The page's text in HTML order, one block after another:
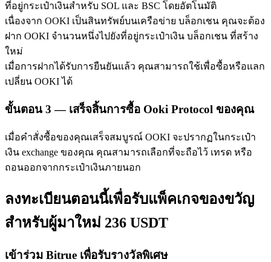
พันธมิตร Bitrue
มากถึง 65% คอมมิชชั่น!
เชิญเพื่อนเพื่อรับรางวัลเงินสด
ที่อยู่กระเป๋าเงินสำหรับ SOL และ BSC โดยอัตโนมัติ
เนื่องจาก OOKI เป็นสินทรัพย์บนเครือข่าย บล็อกเชน คุณจะต้อง
ฝาก OOKI จำนวนหนึ่งไปยังที่อยู่กระเป๋าเงิน บล็อกเชน ที่สร้าง
ใหม่
เมื่อการฝากได้รับการยืนยันแล้ว คุณสามารถใช้เพื่อซื้อหรือแลก
เปลี่ยน OOKI ได้
ขั้นตอน 3 — เสร็จสิ้นการซื้อ Ooki Protocol ของคุณ
เมื่อคำสั่งซื้อของคุณเสร็จสมบูรณ์ OOKI จะปรากฏในกระเป๋า
เงิน exchange ของคุณ คุณสามารถเลือกที่จะถือไว้ เทรด หรือ
ถอนออกจากกระเป๋าเงินภายนอก
ลงทะเบียนตอนนี้เพื่อรับแพ็คเกจของขวัญ
สำหรับผู้มาใหม่ 236 USDT
เข้าร่วม Bitrue เพื่อรับรางวัลพิเศษ